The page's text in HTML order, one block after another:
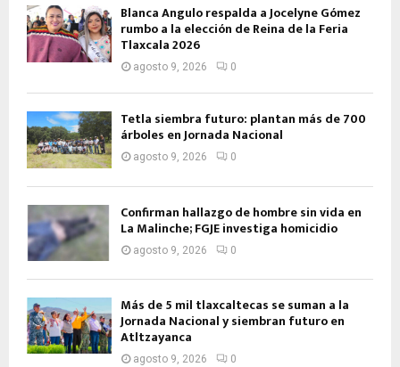
Blanca Angulo respalda a Jocelyne Gómez
rumbo a la elección de Reina de la Feria
Tlaxcala 2026
agosto 9, 2026 0
Tetla siembra futuro: plantan más de 700
árboles en Jornada Nacional
agosto 9, 2026 0
Confirman hallazgo de hombre sin vida en
La Malinche; FGJE investiga homicidio
agosto 9, 2026 0
Más de 5 mil tlaxcaltecas se suman a la
Jornada Nacional y siembran futuro en
Atltzayanca
agosto 9, 2026 0